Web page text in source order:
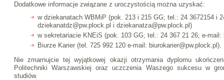
Dodatkowe informacje związane z uroczystością można uzyskać:
w dziekanatach WBMiP (pok. 213 i 215 GG; tel.: 24 3672154 i
dziekanatdz@pw.plock.pl i dziekanatza@pw.plock.pl)
w sekretariacie KNEiS (pok. 103 GG; tel.: 24 367 21 26; e-mail:
Biurze Karier (tel. 725 992 120 e-mail: biurokarier@pw.plock.pl).
Nie zmarnujcie tej wyjątkowej okazji otrzymania dyplomu
Politechniki Warszawskiej oraz uczczenia Waszego sukcesu w
studiów.